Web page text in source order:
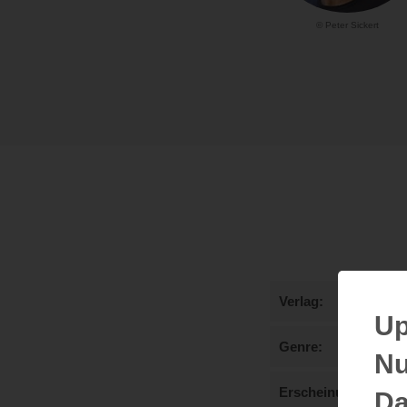
© Peter Sickert
Verlag
Genre
Erscheinungstermin